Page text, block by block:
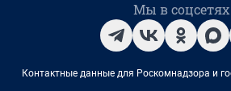
Мы в соцсетях
Контактные данные для Роскомнадзора и